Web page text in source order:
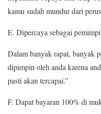
kamu sudah mundur dari
E. Dipercaya sebagai
Dalam banyak rapat, banyak
dipimpin oleh anda karena
pasti akan tercapai.”
F. Dapat bayaran 100% di